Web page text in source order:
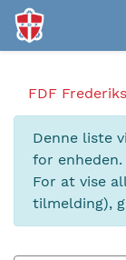
FDF
Denne liste
for enheden.
For at vise
tilmelding),